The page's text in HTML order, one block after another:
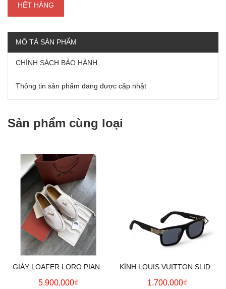
HẾT HÀNG
MÔ TẢ SẢN PHẨM
CHÍNH SÁCH BẢO HÀNH
Thông tin sản phẩm đang được cập nhật
Sản phẩm cùng loại
GIÀY LOAFER LORO PIANA
SUMMER CHARMS (CREAM)
5.900.000₫
KÍNH LOUIS VUITTON SLIDE
SQUARE SUNGLASSES
1.700.000₫